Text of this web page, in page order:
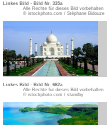
Linkes Bild - Bild Nr. 335a
Alle Rechte für dieses Bild vorbehalten
© istockphoto.com / Stéphane Bidouze
Linkes Bild - Bild Nr. 662a
Alle Rechte für dieses Bild vorbehalten
© istockphoto.com / standby